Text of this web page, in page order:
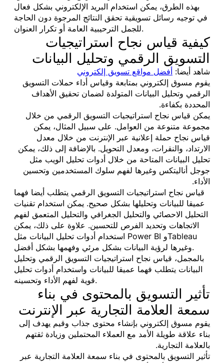
بهذه الطرق، يمكن استخدام البريد الإلكتروني بشكل فعال
في توجيه رسائل تسويقية تحقق النتائج المرجوة دون الحاجة
للجمل الترحيبية العامة أو تكرار العنوان.
كيفية قياس نجاح استراتيجيات
التسويق الرقمي وتحليل البيانات
شاهد أيضا: أفضل مواقع تسويق إلكتروني
يقوم مسوق إلكتروني بمتابعة وقياس أداء حملات التسويق
الرقمي وتحليل البيانات المتولدة لضمان تحقيق الأهداف
المحددة بكفاءة.
يمكن قياس نجاح استراتيجيات التسويق الرقمي من خلال
مجموعة متنوعة من العوامل. على سبيل المثال، يمكن
قياس نجاح حملة إعلانية عبر الإنترنت من خلال معدل
الارتداد، والنقرات، ومعدل التحويل. بالإضافة إلى ذلك، يمكن
تحليل البيانات المتاحة من خلال أدوات تحليل الويب مثل
جوجل أناليتكس وغيرها لفهم سلوك المستخدمين وتحسين
الأداء.
قياس نجاح استراتيجيات التسويق الرقمي يتطلب أيضا فهما
عميقا للبيانات وتحليلها بشكل صحيح. يمكن استخدام تقنيات
التحليل الاحصائي والتحليل الجغرافي والتحليل المتعمق لفهم
الاتجاهات وتحديد الفرص للتحسين. علاوة على ذلك، يمكن
استخدام أدوات تحليل البيانات مثل Power BI وTableau
وغيرها لرؤية البيانات بشكل مرئي وفهمها بشكل أفضل.
بالمجمل، قياس نجاح استراتيجيات التسويق الرقمي وتحليل
البيانات يتطلب فهما عميقا للبيانات واستخدام أدوات تحليل
قوية لفهم الأداء وتحسينه.
تأثير التسويق بالمحتوى في بناء
سمعة العلامة التجارية عبر الإنترنت
يقوم مسوق إلكتروني بإنشاء محتوى جذاب وقيم يهدف إلى
بناء علاقة طويلة الأمد مع العملاء المحتملين وزيادة ثقتهم
بالعلامة التجارية.
تأثير التسويق بالمحتوى في بناء سمعة العلامة التجارية عبر